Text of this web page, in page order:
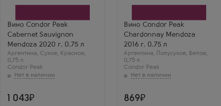
Вино Condor Peak
Cabernet Sauvignon
Mendoza 2020 г. 0.75 л
Аргентина, Сухое, Красное,
0,75 л
Condor Peak
Condor Peak
Сорт винограда
Каберне Совиньон
Страна
Аргентина
Регион
Мендоса
1 043
Вино Condor Peak
Chardonnay Mendoza
2016 г. 0.75 л
Аргентина, Полусухое, Белое,
0,75 л
Condor Peak
Condor Peak
Сорт винограда
Шардоне
Страна
Аргентина
Регион
Мендоса
869